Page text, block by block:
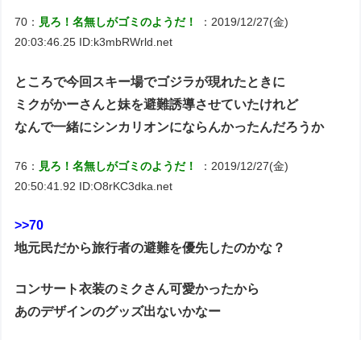
70： 見ろ！名無しがゴミのようだ！
：2019/12/27(金)
20:03:46.25 ID:k3mbRWrld.net
ところで今回スキー場でゴジラが現れたときに
ミクがかーさんと妹を避難誘導させていたけれど
なんで一緒にシンカリオンにならんかったんだろうか
76： 見ろ！名無しがゴミのようだ！
：2019/12/27(金)
20:50:41.92 ID:O8rKC3dka.net
>>70
地元民だから旅行者の避難を優先したのかな？
コンサート衣装のミクさん可愛かったから
あのデザインのグッズ出ないかなー